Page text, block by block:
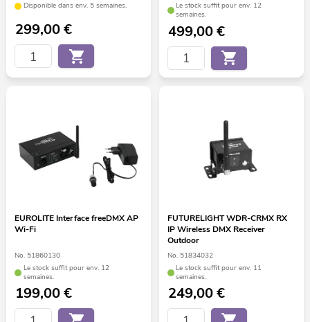
Disponible dans env. 5 semaines.
299,00€
Le stock suffit pour env. 12
semaines.
499,00€
EUROLITE Interface freeDMX AP
Wi-Fi
No. 51860130
Le stock suffit pour env. 12
semaines.
199,00€
FUTURELIGHT WDR-CRMX RX
IP Wireless DMX Receiver
Outdoor
No. 51834032
Le stock suffit pour env. 11
semaines.
249,00€